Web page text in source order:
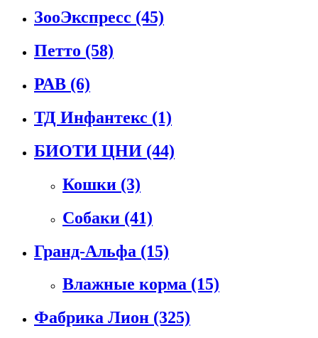
ЗооЭкспресс (45)
Петто (58)
РАВ (6)
ТД Инфантекс (1)
БИОТИ ЦНИ (44)
Кошки (3)
Собаки (41)
Гранд-Альфа (15)
Влажные корма (15)
Фабрика Лион (325)